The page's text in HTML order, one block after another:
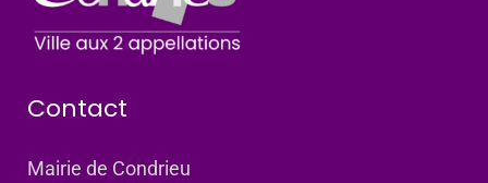
Contact
Mairie de Condrieu